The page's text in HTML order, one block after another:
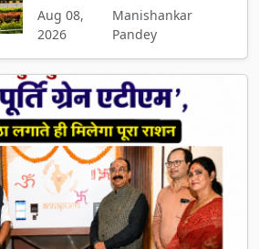
Aug 08,
2026
Manishankar
Pandey